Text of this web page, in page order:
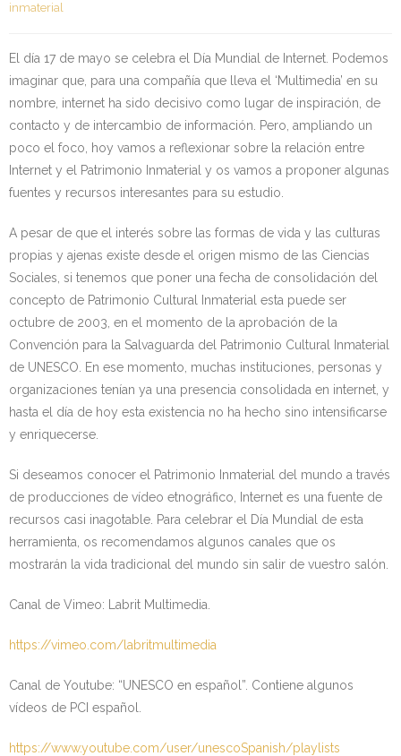
Kontaktua | Contacto
inmaterial
El día 17 de mayo se celebra el Día Mundial de Internet. Podemos
imaginar que, para una compañía que lleva el ‘Multimedia’ en su
nombre, internet ha sido decisivo como lugar de inspiración, de
contacto y de intercambio de información. Pero, ampliando un
poco el foco, hoy vamos a reflexionar sobre la relación entre
Internet y el Patrimonio Inmaterial y os vamos a proponer algunas
fuentes y recursos interesantes para su estudio.
A pesar de que el interés sobre las formas de vida y las culturas
propias y ajenas existe desde el origen mismo de las Ciencias
Sociales, si tenemos que poner una fecha de consolidación del
concepto de Patrimonio Cultural Inmaterial esta puede ser
octubre de 2003, en el momento de la aprobación de la
Convención para la Salvaguarda del Patrimonio Cultural Inmaterial
de UNESCO. En ese momento, muchas instituciones, personas y
organizaciones tenían ya una presencia consolidada en internet, y
hasta el día de hoy esta existencia no ha hecho sino intensificarse
y enriquecerse.
Si deseamos conocer el Patrimonio Inmaterial del mundo a través
de producciones de vídeo etnográfico, Internet es una fuente de
recursos casi inagotable. Para celebrar el Día Mundial de esta
herramienta, os recomendamos algunos canales que os
mostrarán la vida tradicional del mundo sin salir de vuestro salón.
Canal de Vimeo: Labrit Multimedia.
https://vimeo.com/labritmultimedia
Canal de Youtube: “UNESCO en español”. Contiene algunos
vídeos de PCI español.
https://www.youtube.com/user/unescoSpanish/playlists